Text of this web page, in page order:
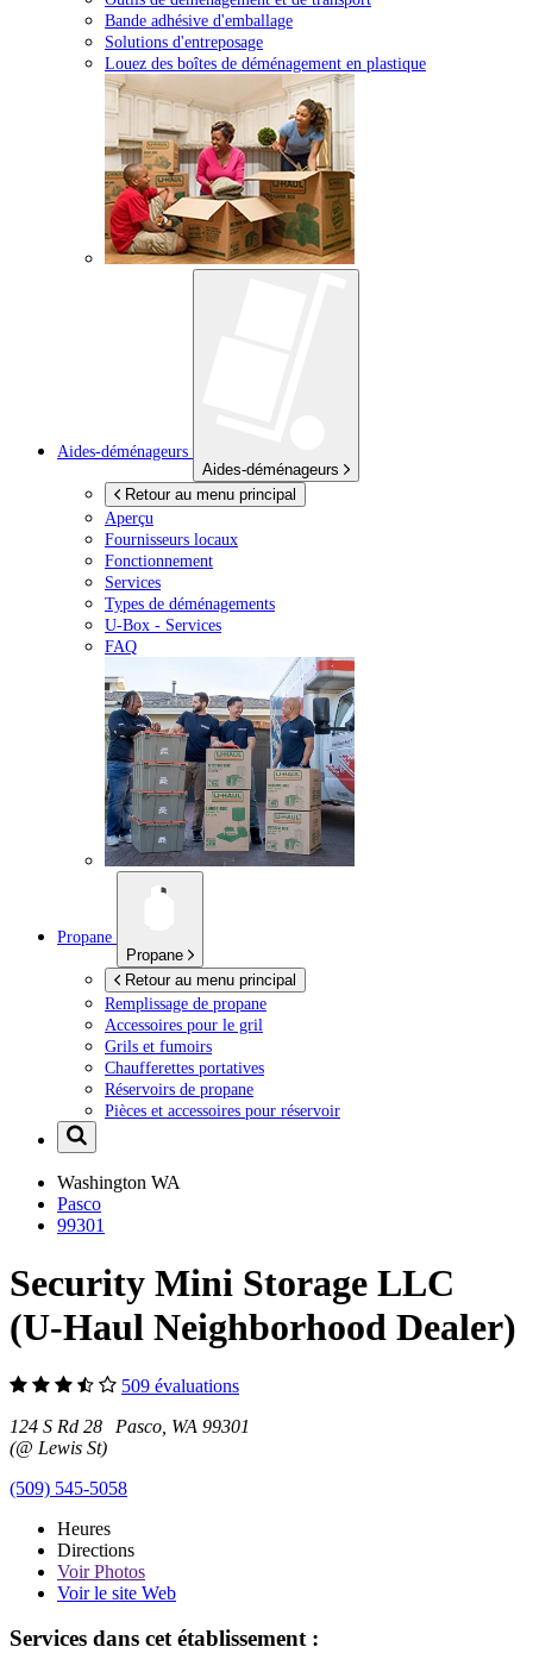
Bande adhésive d'emballage
Solutions d'entreposage
Louez des boîtes de déménagement en plastique
Aides-déménageurs
Aides-déménageurs
Retour au menu principal
Aperçu
Fournisseurs locaux
Fonctionnement
Services
Types de déménagements
U-Box - Services
FAQ
Propane
Propane
Retour au menu principal
Remplissage de propane
Accessoires pour le gril
Grils et fumoirs
Chaufferettes portatives
Réservoirs de propane
Pièces et accessoires pour réservoir
Washington WA
Pasco
99301
Security Mini Storage LLC
(U-Haul Neighborhood Dealer)
509 évaluations
124 S Rd 28 Pasco, WA 99301
(@ Lewis St)
(509) 545-5058
Heures
Directions
VoirPhotos
Voir le site Web
Services dans cet établissement :